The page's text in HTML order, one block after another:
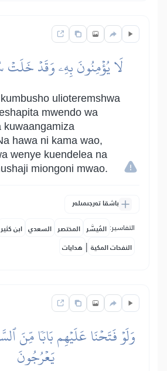
لَا يُؤۡمِنُونَ بِهِۦ وَقَدۡ خَلَتۡ
ulioteremshwa
mwendo wa
kuwaangamiza
hawa ni kama wao,
wenye kuendelea na
miongoni mwao.
باشقا تەرجىمىلەر
التفاسير: المُيسَّر المختصر السعدي ابن كثير
النفحات المكية | هدايات
وَلَوۡ فَتَحۡنَا عَلَيۡهِم بَابٗا مِّنَ
يَعۡرُجُونَ